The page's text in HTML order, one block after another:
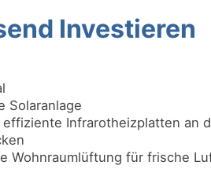
Investieren
Solaranlage
effiziente Infrarotheizplatten an
Wohnraumlüftung für frische